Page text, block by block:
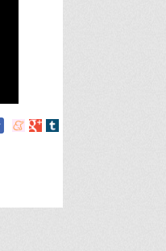
Compartir
Compartir
Compartir